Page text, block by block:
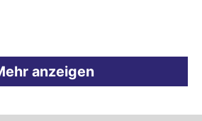
anzeigen